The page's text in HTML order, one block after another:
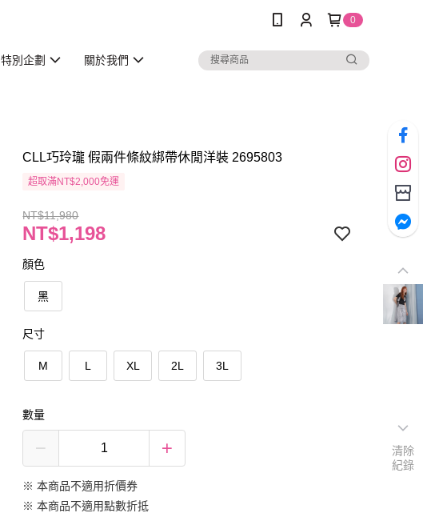
0
特別企劃 關於我們
CLL巧玲瓏 假兩件條紋綁帶休閒洋裝 2695803
超取滿NT$2,000免運
NT$11,980
NT$1,198
顏色
黑
尺寸
M L XL 2L 3L
數量
※ 本商品不適用折價券
※ 本商品不適用點數折抵
清除
紀錄